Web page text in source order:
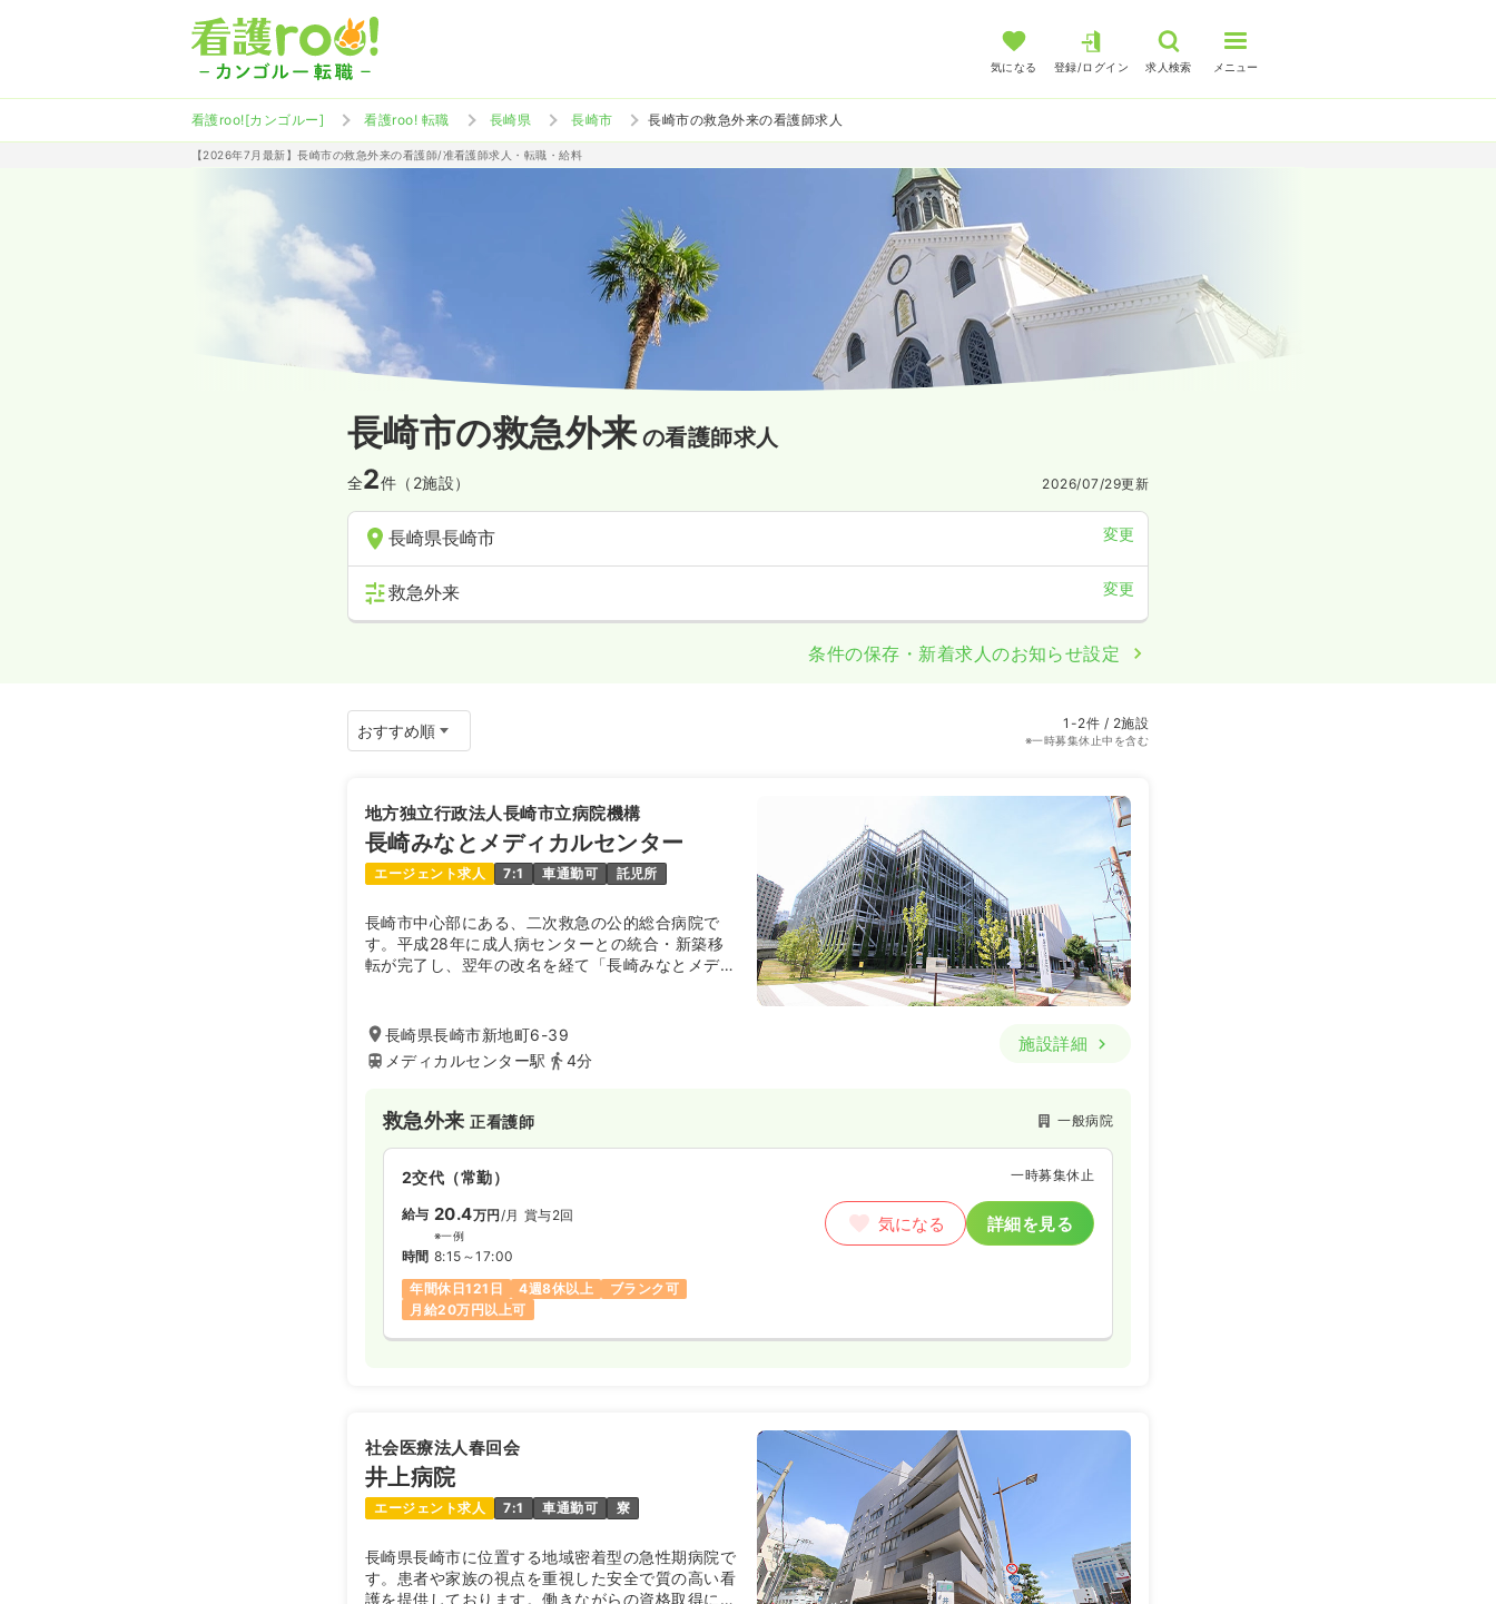
気になる 登録/ログイン 求人検索 メニュー
看護roo![カンゴルー] 看護roo! 転職 長崎県 長崎市 長崎市の救急外来の看護師求人
【2026年7月最新】長崎市の救急外来の看護師/准看護師求人・転職・給料
長崎市の救急外来の看護師求人
全2件（2施設） 2026/07/29更新
長崎県長崎市 変更
救急外来 変更
条件の保存・新着求人のお知らせ設定
1-2件 / 2施設
※一時募集休止中を含む
地方独立行政法人長崎市立病院機構
長崎みなとメディカルセンター
エージェント求人 7:1 車通勤可 託児所
長崎市中心部にある、二次救急の公的総合病院で
す。平成28年に成人病センターとの統合・新築移
転が完了し、翌年の改名を経て「長崎みなとメディ
策医療の4つの領域を柱として据え、県を代表する
存在感のある病院となることを目指しています。今
後、救急救命センターの設立に向け救急医療や災害
長崎県長崎市新地町6-39
メディカルセンター駅
4分
施設詳細
救急外来正看護師 一般病院
2交代（常勤） 一時募集休止
給与 20.4万円/月 賞与2回
※一例
時間 8:15～17:00
年間休日121日
4週8休以上
ブランク可
月給20万円以上可
気になる 詳細を見る
社会医療法人春回会
井上病院
エージェント求人 7:1 車通勤可 寮
長崎県長崎市に位置する地域密着型の急性期病院で
す。患者や家族の視点を重視した安全で質の高い看
護を提供しております。働きながらの資格取得にも